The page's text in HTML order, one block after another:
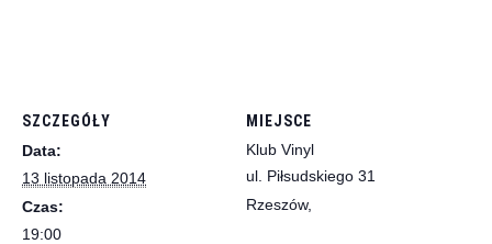
SZCZEGÓŁY
Data:
13 listopada 2014
Czas:
19:00
MIEJSCE
Klub Vinyl
ul. Piłsudskiego 31
Rzeszów,